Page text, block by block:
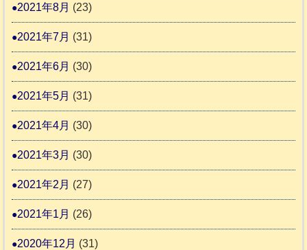
2021年8月 (23)
2021年7月 (31)
2021年6月 (30)
2021年5月 (31)
2021年4月 (30)
2021年3月 (30)
2021年2月 (27)
2021年1月 (26)
2020年12月 (31)